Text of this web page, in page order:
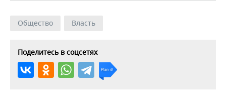
ВОДНЫЕ ВИДЫ СПОРТА
ХОККЕЙ С МЯЧОМ
ОБРАЗОВАНИЕ
ПРОИСШЕСТВИЯ
Общество Власть
Поделитесь в соцсетях